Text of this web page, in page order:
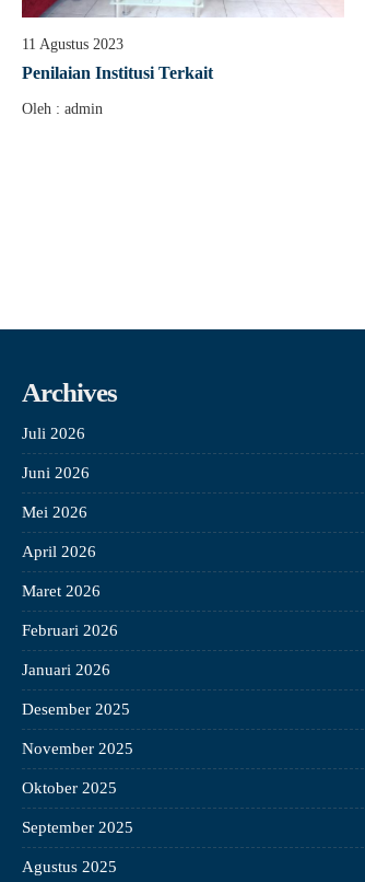
11 Agustus 2023
Penilaian Institusi Terkait
Oleh : admin
Archives
Juli 2026
Juni 2026
Mei 2026
April 2026
Maret 2026
Februari 2026
Januari 2026
Desember 2025
November 2025
Oktober 2025
September 2025
Agustus 2025